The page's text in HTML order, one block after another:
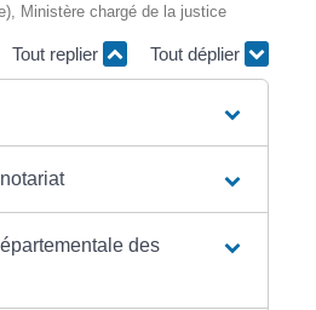
Ministère chargé de la justice
Tout replier Tout déplier
des